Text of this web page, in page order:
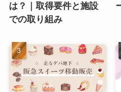
は？｜取得要件と施設
での取り組み